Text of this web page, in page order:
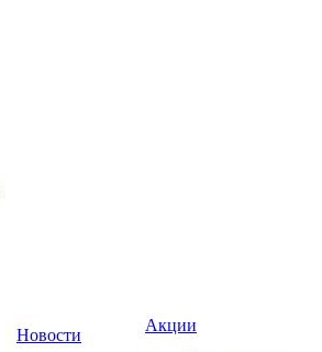
Новости
Акции